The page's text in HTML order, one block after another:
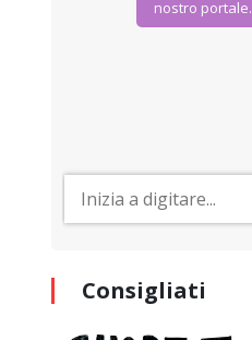
nostro portale.
Consigliati